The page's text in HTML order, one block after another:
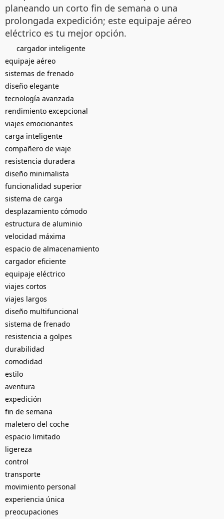
planeando un corto fin de semana o una
prolongada expedición; este equipaje aéreo
eléctrico es tu mejor opción.
cargador inteligente
equipaje aéreo
sistemas de frenado
diseño elegante
tecnología avanzada
rendimiento excepcional
viajes emocionantes
carga inteligente
compañero de viaje
resistencia duradera
diseño minimalista
funcionalidad superior
sistema de carga
desplazamiento cómodo
estructura de aluminio
velocidad máxima
espacio de almacenamiento
cargador eficiente
equipaje eléctrico
viajes cortos
viajes largos
diseño multifuncional
sistema de frenado
resistencia a golpes
durabilidad
comodidad
estilo
aventura
expedición
fin de semana
maletero del coche
espacio limitado
ligereza
control
transporte
movimiento personal
experiencia única
preocupaciones